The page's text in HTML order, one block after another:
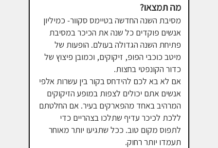
מסיבת השנה החדשה בטיימס סקוור- כמיליון
אנשים פוקדים כל שנה את הכיכר במסיבת
פתיחת השנה הגדולה בעולם. הופעות של
מיטב כוכבי הפופ, זיקוקים, וכמובן פיצוץ של
כדור הקונפטי בחצות.
אם לא בא לכם להידחס בקור בין עשרות אלפי
אנשים אתם יכולים לצפות במופע הזיקוקים
המרהיב באחד מהפארקים בעיר. אם החלטתם
ללכת לכיכר עדיף שתלכו בצהריים כדי
לתפוס מקום טוב. ככל שתגיעו יותר מאוחר
תעמדו יותר רחוק.
מה תמצאו?